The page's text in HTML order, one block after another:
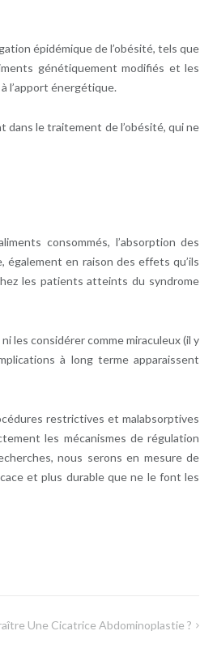
épidémique de l’obésité, tels que
génétiquement modifiés et les
l’apport énergétique.
dans le traitement de l’obésité, qui ne
consommés, l’absorption des
en raison des effets qu’ils
les patients atteints du syndrome
les considérer comme miraculeux (il y
à long terme apparaissent
restrictives et malabsorptives
les mécanismes de régulation
nous serons en mesure de
et plus durable que ne le font les
Une Cicatrice Abdominoplastie ?